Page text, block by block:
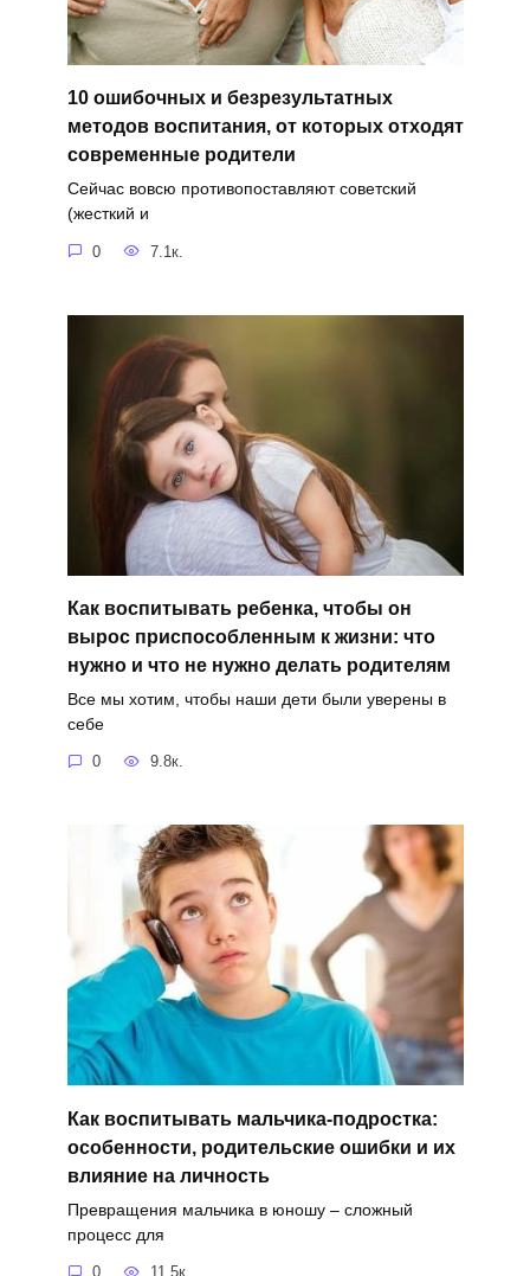
10 ошибочных и безрезультатных
методов воспитания, от которых отходят
современные родители
Сейчас вовсю противопоставляют советский
(жесткий и
0 7.1к.
Как воспитывать ребенка, чтобы он
вырос приспособленным к жизни: что
нужно и что не нужно делать родителям
Все мы хотим, чтобы наши дети были уверены в
себе
0 9.8к.
Как воспитывать мальчика-подростка:
особенности, родительские ошибки и их
влияние на личность
Превращения мальчика в юношу – сложный
процесс для
0 11.5к.